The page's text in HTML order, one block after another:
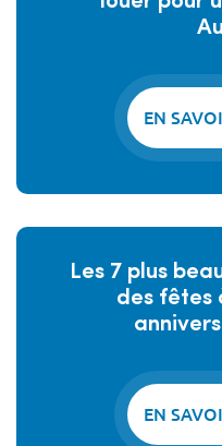
EN
Les 7 plus
des fêtes
EN